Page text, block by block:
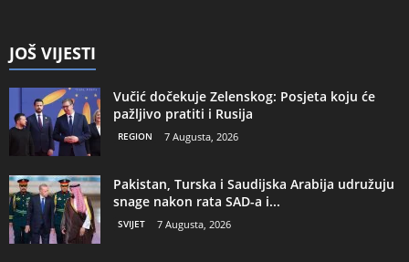
JOŠ VIJESTI
Vučić dočekuje Zelenskog: Posjeta koju će
pažljivo pratiti i Rusija
REGION 7 Augusta, 2026
Pakistan, Turska i Saudijska Arabija udružuju
snage nakon rata SAD-a i...
SVIJET 7 Augusta, 2026